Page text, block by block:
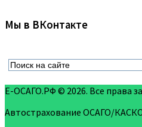
Мы в ВКонтакте
Е-ОСАГО.РФ © 2026. Все права
Автострахование ОСАГО/